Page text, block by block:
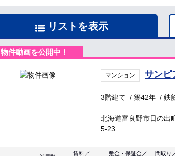
リストを表示
物件動画を公開中！
マンション サンピ
3階建て /築42年 /鉄
北海道富良野市日の出
5-23
賃料／
敷金・保証金／
間取り